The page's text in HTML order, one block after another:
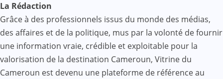
La Rédaction
Grâce à des professionnels issus du monde des médias,
des affaires et de la politique, mus par la volonté de fournir
une information vraie, crédible et exploitable pour la
valorisation de la destination Cameroun, Vitrine du
Cameroun est devenu une plateforme de référence au